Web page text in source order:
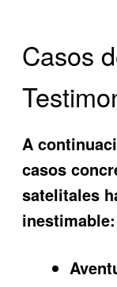
Casos
A
casos
satelitales
inestimable: